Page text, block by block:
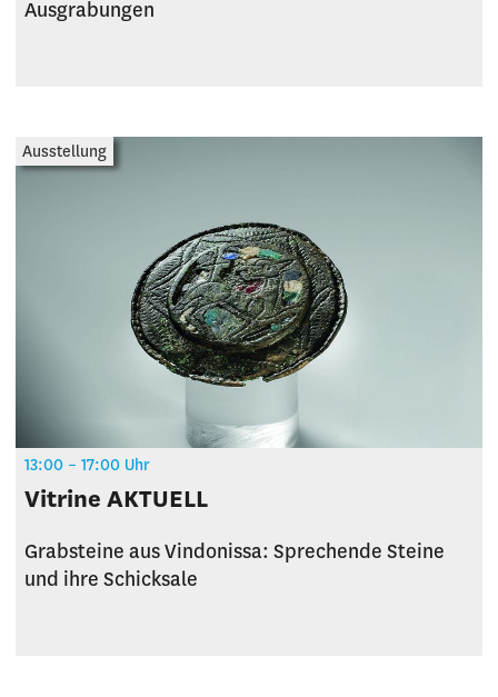
Ausgrabungen
13:00 – 17:00 Uhr
Vitrine AKTUELL
Grabsteine aus Vindonissa: Sprechende Steine
und ihre Schicksale
Ausstellung